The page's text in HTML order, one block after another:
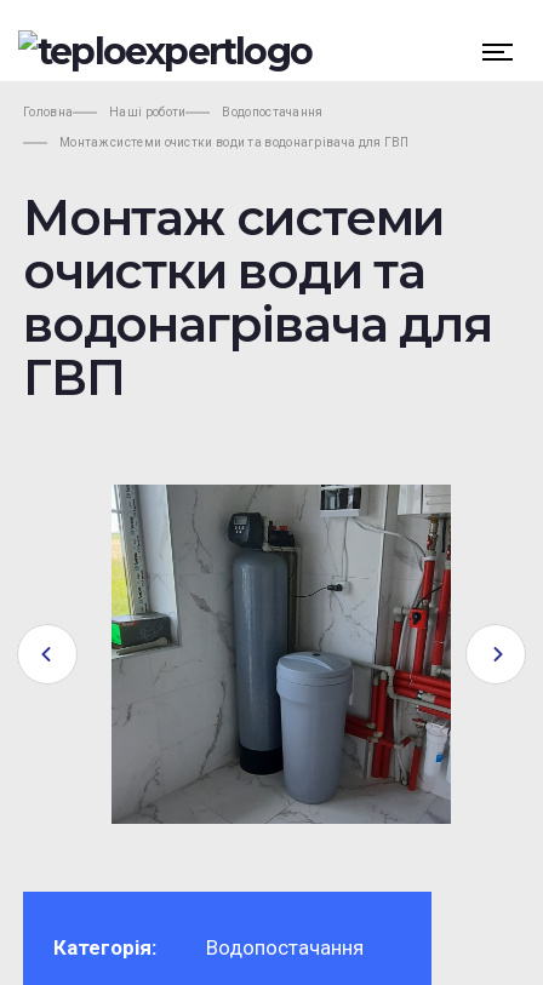
Головна Наші роботи Водопостачання
Монтаж системи очистки води та водонагрівача для ГВП
Монтаж системи
очистки води та
водонагрівача для
ГВП
Категорія: Водопостачання